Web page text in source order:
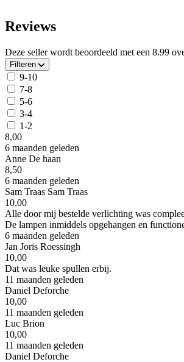
Reviews
Deze seller wordt beoordeeld met een 8.99
Filteren
9-10
7-8
5-6
3-4
1-2
8,00
6 maanden geleden
Anne De haan
8,50
6 maanden geleden
Sam Traas Sam Traas
10,00
Alle door mij bestelde verlichting was
De lampen inmiddels opgehangen en
6 maanden geleden
Jan Joris Roessingh
10,00
Dat was leuke spullen erbij.
11 maanden geleden
Daniel Deforche
10,00
11 maanden geleden
Luc Brion
10,00
11 maanden geleden
Daniel Deforche